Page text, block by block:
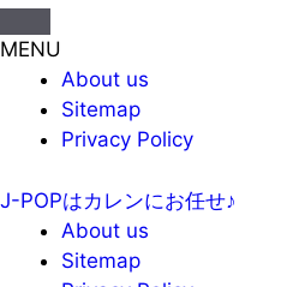
MENU
About us
Sitemap
Privacy Policy
J-POPはカレンにお任せ♪
About us
Sitemap